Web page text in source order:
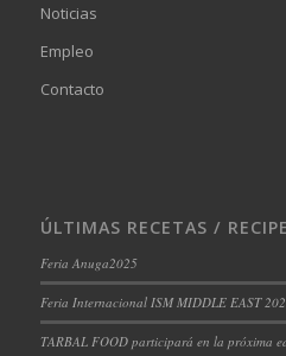
Noticias
Empleo
Contacto
ÚLTIMAS RECETAS /
Feria Anuga2025
Feria Internacional ISM MIDDLE EAST
TARBAL FOOD participará en la próxima